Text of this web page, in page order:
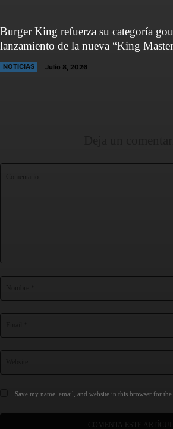
Burger King refuerza su categoría
lanzamiento de la nueva “King
NOTICIAS Julio 8, 2026
Save my name, email, and website in this browser for